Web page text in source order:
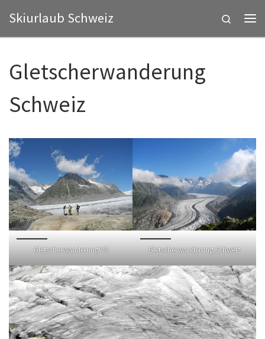
Zum Inhalt springen
Skiurlaub Schweiz
Search
Gletscherwanderung
Schweiz
Gletscherwanderung VS Gletscherwanderung Schweiz